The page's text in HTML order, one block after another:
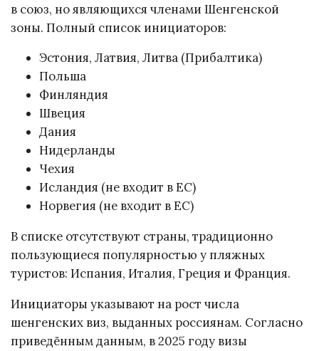
в союз, но являющихся членами Шенгенской
зоны. Полный список инициаторов:
Эстония, Латвия, Литва (Прибалтика)
Польша
Финляндия
Швеция
Дания
Нидерланды
Чехия
Исландия (не входит в ЕС)
Норвегия (не входит в ЕС)
В списке отсутствуют страны, традиционно
пользующиеся популярностью у пляжных
туристов: Испания, Италия, Греция и Франция.
Инициаторы указывают на рост числа
шенгенских виз, выданных россиянам. Согласно
приведённым данным, в 2025 году визы